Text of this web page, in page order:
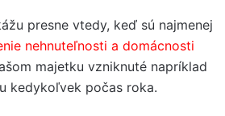
presne vtedy, keď sú najmenej
nehnuteľnosti a domácnosti
majetku vzniknuté napríklad
kedykoľvek počas roka.